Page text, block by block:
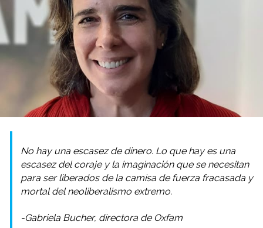
No hay una escasez de dinero. Lo que hay es una
escasez del coraje y la imaginación que se necesitan
para ser liberados de la camisa de fuerza fracasada y
mortal del neoliberalismo extremo.
-Gabriela Bucher, directora de Oxfam